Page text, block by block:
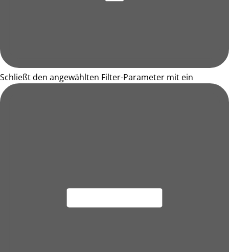
Schließt den angewählten Filter-Parameter mit ein